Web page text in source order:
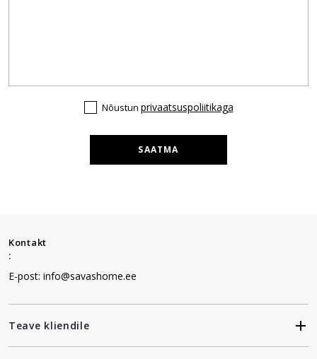
Nõustun privaatsuspoliitikaga
SAATMA
Kontakt
:
E-post: info@savashome.ee
Teave kliendile